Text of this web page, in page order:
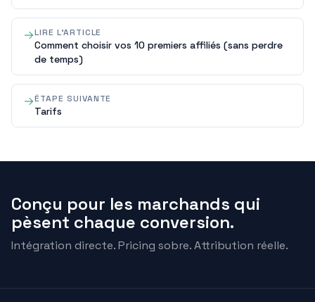
LIRE L'ARTICLE
Comment choisir vos 10 premiers affiliés (sans perdre
de temps)
ÉTAPE SUIVANTE
Tarifs
Conçu pour les marchands qui
pèsent chaque conversion.
Intégration directe. Pricing sobre. Attribution réelle.